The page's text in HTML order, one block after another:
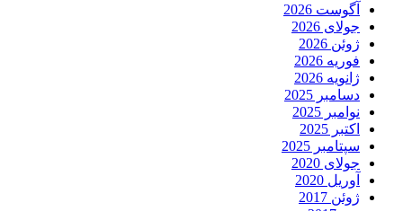
آگوست 2026
جولای 2026
ژوئن 2026
فوریه 2026
ژانویه 2026
دسامبر 2025
نوامبر 2025
اکتبر 2025
سپتامبر 2025
جولای 2020
آوریل 2020
ژوئن 2017